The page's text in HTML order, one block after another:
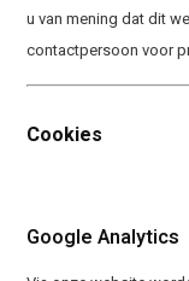
u van mening dat dit
contactpersoon voor
Cookies
Google Analytics